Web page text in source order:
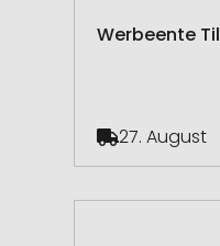
Werbeente
27. August